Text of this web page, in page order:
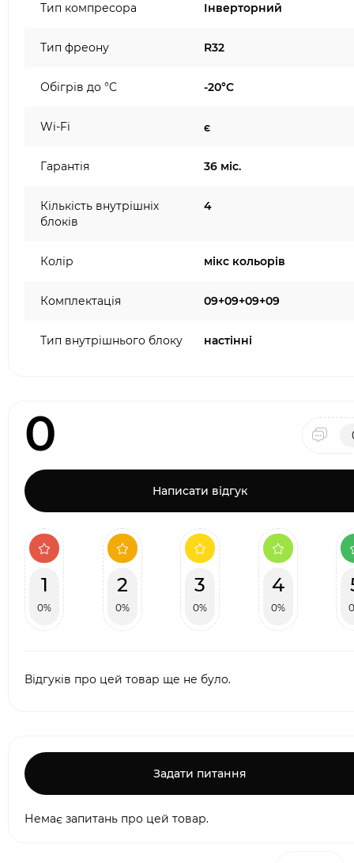
Тип компресора Інверторний
Тип фреону R32
Обігрів до °C -20°C
Wi-Fi є
Гарантія 36 міс.
Кількість внутрішніх
блоків
4
Колір мікс кольорів
Комплектація 09+09+09+09
Тип внутрішнього блоку настінні
0
Написати відгук
1
0%
2
0%
3
0%
4
0%
Відгуків про цей товар ще не було.
Задати питання
Немає запитань про цей товар.